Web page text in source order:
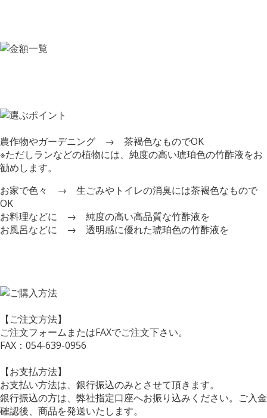
農作物やガーデニング → 茶褐色なものでOK
※ただしランなどの植物には、純度の高い琥珀色の竹酢液をお
勧めします。
お家で色々 → 生ごみやトイレの消臭には茶褐色なもので
OK
お料理などに → 純度の高い高品質な竹酢液を
お風呂などに → 透明感に優れた琥珀色の竹酢液を
【ご注文方法】
ご注文フォームまたはFAXでご注文下さい。
FAX：054-639-0956
【お支払方法】
お支払い方法は、銀行振込のみとさせて頂きます。
銀行振込の方は、弊社指定口座へお振り込みください。ご入金
確認後、商品を発送いたします。